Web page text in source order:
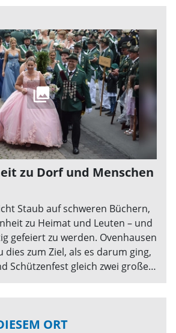
zu Dorf und Menschen
Staub auf schweren Büchern,
zu Heimat und Leuten – und
gefeiert zu werden. Ovenhausen
dies zum Ziel, als es darum ging,
Schützenfest gleich zwei große
ORT